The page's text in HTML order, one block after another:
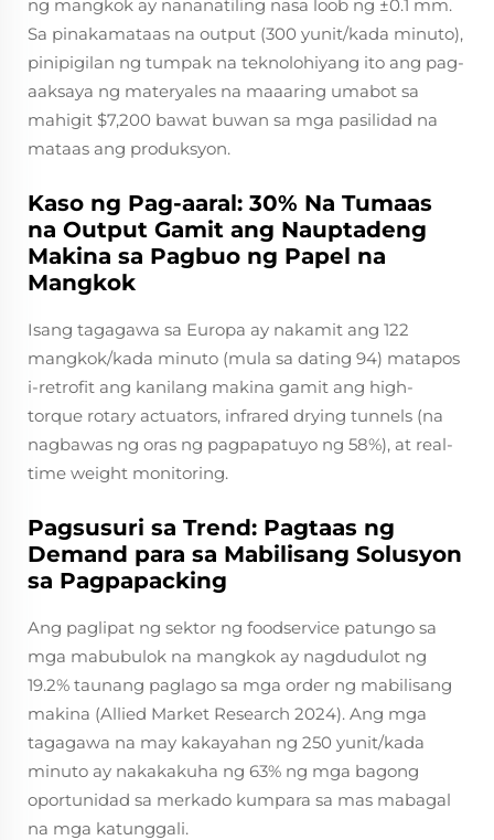
ng mangkok ay nananatiling nasa loob ng ±0.1 mm.
Sa pinakamataas na output (300 yunit/kada minuto),
pinipigilan ng tumpak na teknolohiyang ito ang pag-
aaksaya ng materyales na maaaring umabot sa
mahigit $7,200 bawat buwan sa mga pasilidad na
mataas ang produksyon.
Kaso ng Pag-aaral: 30% Na Tumaas
na Output Gamit ang Nauptadeng
Makina sa Pagbuo ng Papel na
Mangkok
Isang tagagawa sa Europa ay nakamit ang 122
mangkok/kada minuto (mula sa dating 94) matapos
i-retrofit ang kanilang makina gamit ang high-
torque rotary actuators, infrared drying tunnels (na
nagbawas ng oras ng pagpapatuyo ng 58%), at real-
time weight monitoring.
Pagsusuri sa Trend: Pagtaas ng
Demand para sa Mabilisang Solusyon
sa Pagpapacking
Ang paglipat ng sektor ng foodservice patungo sa
mga mabubulok na mangkok ay nagdudulot ng
19.2% taunang paglago sa mga order ng mabilisang
makina (Allied Market Research 2024). Ang mga
tagagawa na may kakayahan ng 250 yunit/kada
minuto ay nakakakuha ng 63% ng mga bagong
oportunidad sa merkado kumpara sa mas mabagal
na mga katunggali.